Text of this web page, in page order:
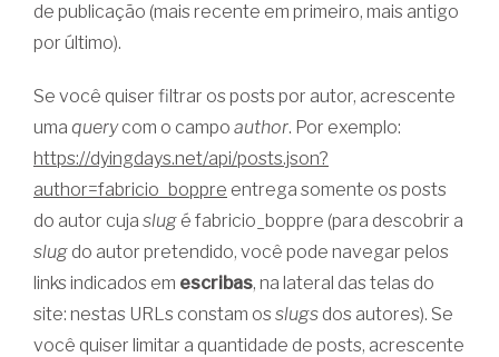
de publicação (mais recente em primeiro, mais antigo
por último).
Se você quiser filtrar os posts por autor, acrescente
uma querycom o campo author. Por exemplo:
https://dyingdays.net/api/posts.json?
author=fabricio_boppre entrega somente os posts
do autor cuja slug é fabricio_boppre (para descobrir a
slug do autor pretendido, você pode navegar pelos
links indicados em escribas, na lateral das telas do
site: nestas URLs constam os slugs dos autores). Se
você quiser limitar a quantidade de posts, acrescente